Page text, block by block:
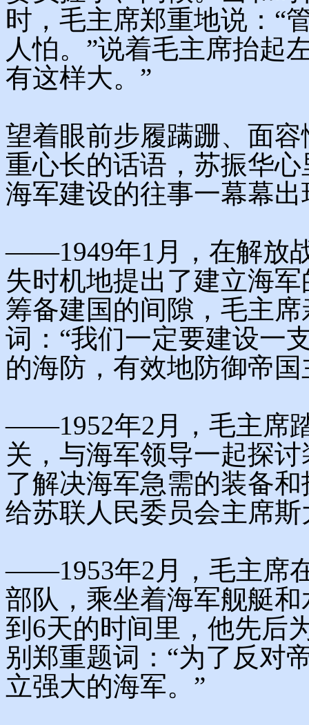
时，毛主席郑重地说：“
人怕。”说着毛主席抬起
有这样大。”
望着眼前步履蹒跚、面
重心长的话语，苏振华
海军建设的往事一幕幕
——1949年1月，在解放
失时机地提出了建立海
筹备建国的间隙，毛主
词：“我们一定要建设一
的海防，有效地防御帝
——1952年2月，毛主席
关，与海军领导一起探
了解决海军急需的装备
给苏联人民委员会主席
——1953年2月，毛主席
部队，乘坐着海军舰艇
到6天的时间里，他先后
别郑重题词：“为了反对
立强大的海军。”